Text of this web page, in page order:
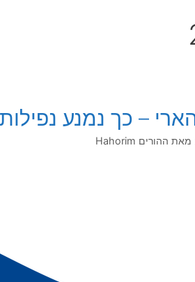
– כך נמנע
מאת ההורים Hahorim